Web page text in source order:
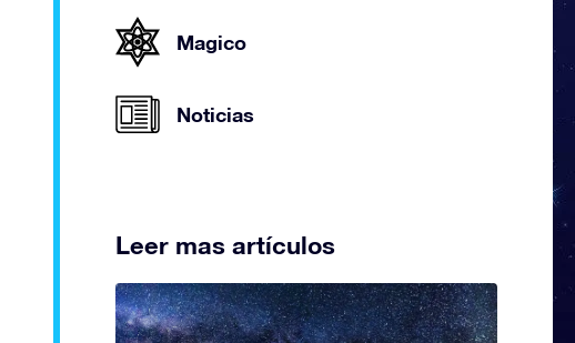
Magico
Noticias
Leer mas artículos